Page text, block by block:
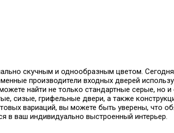
скучным и однообразным цветом.
производители входных дверей
найти не только стандартные серые, но и
сизые, грифельные двери, а также
вариаций, вы можете быть уверены, что
в ваш индивидуально выстроенный интерьер.